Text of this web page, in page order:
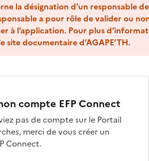
la désignation d’un responsable
a pour rôle de valider ou
à l’application. Pour plus
site documentaire d’AGAPE’TH.
compte EFP Connect
pas de compte sur le Portail
merci de vous créer un
Connect.